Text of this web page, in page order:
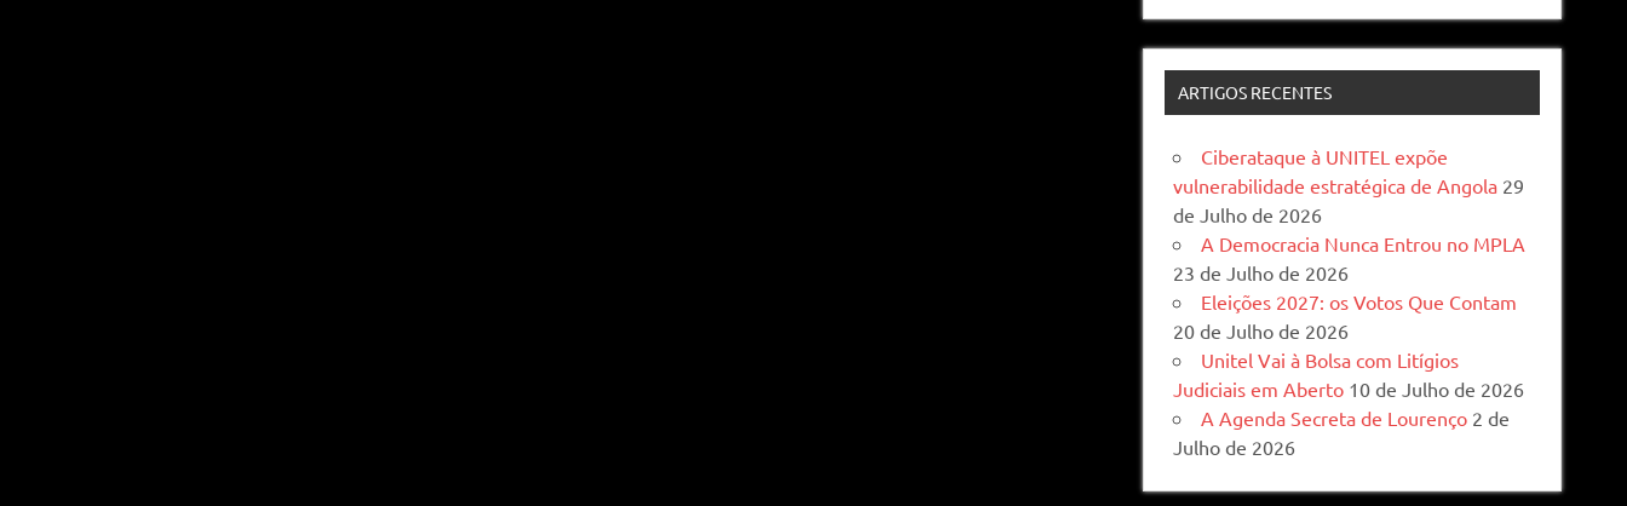
ARTIGOS RECENTES
Ciberataque à UNITEL expõe
vulnerabilidade estratégica de Angola 29
de Julho de 2026
A Democracia Nunca Entrou no MPLA
23 de Julho de 2026
Eleições 2027: os Votos Que Contam
20 de Julho de 2026
Unitel Vai à Bolsa com Litígios
Judiciais em Aberto 10 de Julho de 2026
A Agenda Secreta de Lourenço 2 de
Julho de 2026